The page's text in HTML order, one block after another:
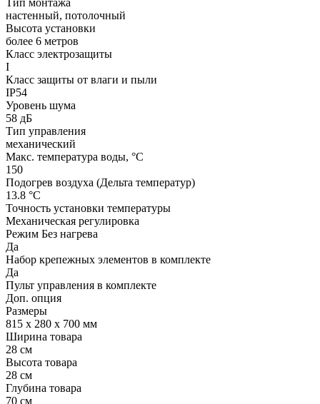
настенный, потолочный
Высота установки
более 6 метров
Класс электрозащиты
I
Класс защиты от влаги и пыли
IP54
Уровень шума
58 дБ
Тип управления
механический
Макс. температура воды, °С
150
Подогрев воздуха (Дельта температур)
13.8 °С
Точность установки температуры
Механическая регулировка
Режим Без нагрева
Да
Набор крепежных элементов в комплекте
Да
Пульт управления в комплекте
Доп. опция
Размеры
815 x 280 x 700 мм
Ширина товара
28 см
Высота товара
28 см
Глубина товара
70 см